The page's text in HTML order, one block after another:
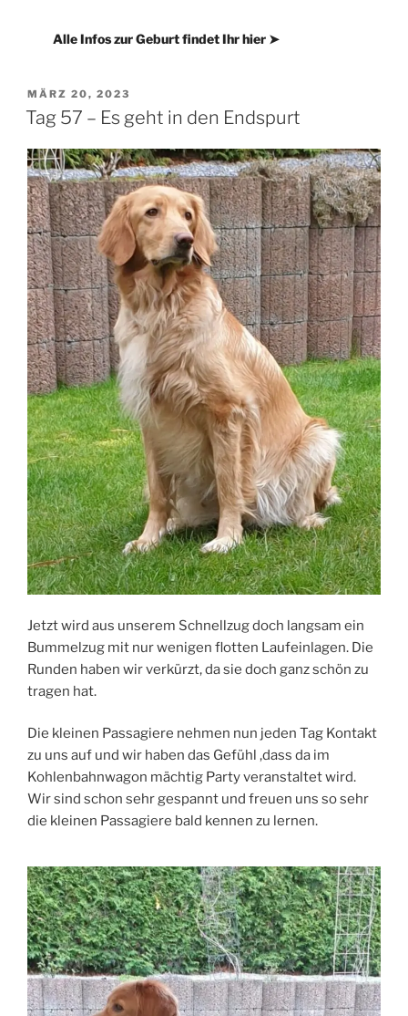
Alle Infos zur Geburt findet Ihr hier ➤
VERÖFFENTLICHT
AM
MÄRZ 20, 2023
Tag 57 – Es geht in den Endspurt
Jetzt wird aus unserem Schnellzug doch langsam ein
Bummelzug mit nur wenigen flotten Laufeinlagen. Die
Runden haben wir verkürzt, da sie doch ganz schön zu
tragen hat.
Die kleinen Passagiere nehmen nun jeden Tag Kontakt
zu uns auf und wir haben das Gefühl ,dass da im
Kohlenbahnwagon mächtig Party veranstaltet wird.
Wir sind schon sehr gespannt und freuen uns so sehr
die kleinen Passagiere bald kennen zu lernen.